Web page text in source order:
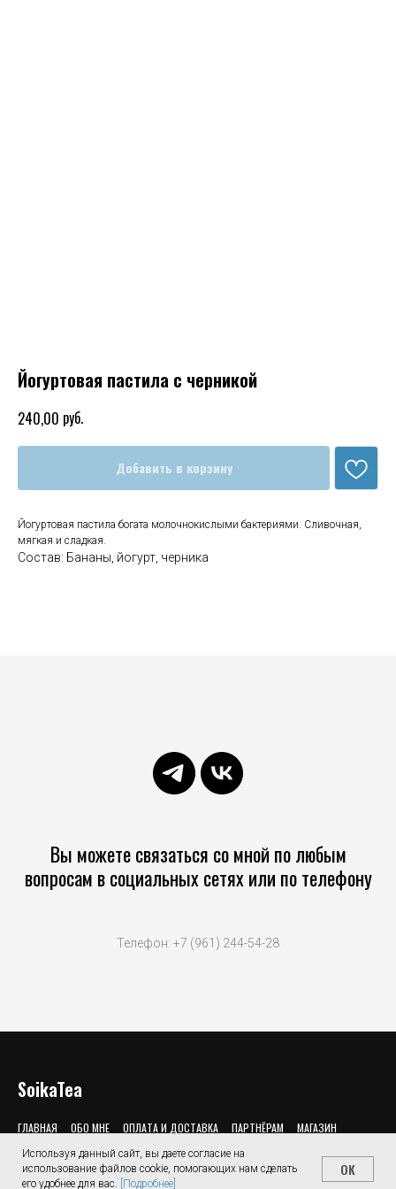
Главная Обо мне Магазин
Йогуртовая пастила с черникой
240,00 руб.
Добавить в корзину
Йогуртовая пастила богата молочнокислыми бактериями. Сливочная,
мягкая и сладкая.
Состав: Бананы, йогурт, черника
Вы можете связаться со мной по любым
вопросам в социальных сетях или по телефону
Телефон: +7 (961) 244-54-28
SoikaTea
ГЛАВНАЯ ОБО МНЕ ОПЛАТА И ДОСТАВКА ПАРТНЁРАМ МАГАЗИН
Политика конфиденциальности
Используя данный сайт, вы даете согласие на
использование файлов cookie, помогающих нам сделать
его удобнее для вас.
[Подробнее]
OK